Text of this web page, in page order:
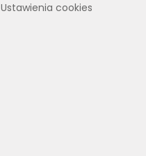
Ustawienia cookies